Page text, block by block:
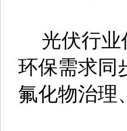
光伏行业
环保需求同
氟化物治理